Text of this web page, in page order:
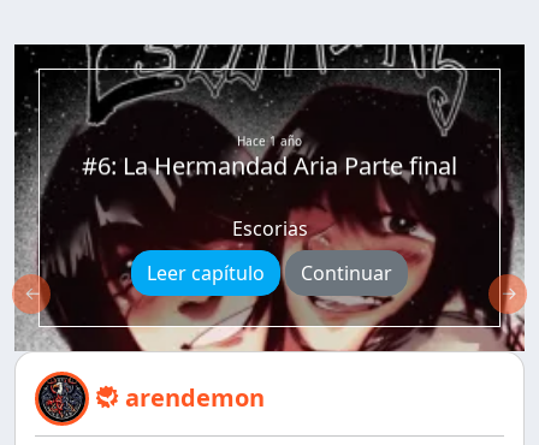
←
Hace 1 año
#6: La Hermandad Aria Parte final
Escorias
Leer capítulo
Continuar
arendemon
arendemon
→